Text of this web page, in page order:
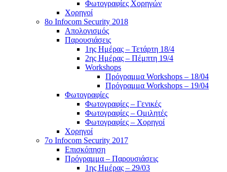
Φωτογραφίες Χορηγών
Χορηγοί
8ο Infocom Security 2018
Απολογισμός
Παρουσιάσεις
1ης Ημέρας – Τετάρτη 18/4
2ης Ημέρας – Πέμπτη 19/4
Workshops
Πρόγραμμα Workshops – 18/04
Πρόγραμμα Workshops – 19/04
Φωτογραφίες
Φωτογραφίες – Γενικές
Φωτογραφίες – Ομιλητές
Φωτογραφίες – Χορηγοί
Χορηγοί
7o Infocom Security 2017
Επισκόπηση
Πρόγραμμα – Παρουσιάσεις
1ης Ημέρας – 29/03